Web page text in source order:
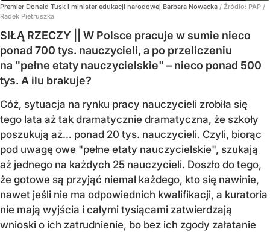
Premier Donald Tusk i minister edukacji narodowej Barbara Nowacka / Źródło: PAP /
Radek Pietruszka
SIŁĄ RZECZY || W Polsce pracuje w sumie nieco
ponad 700 tys. nauczycieli, a po przeliczeniu
na "pełne etaty nauczycielskie" – nieco ponad 500
tys. A ilu brakuje?
Cóż, sytuacja na rynku pracy nauczycieli zrobiła się
tego lata aż tak dramatycznie dramatyczna, że szkoły
poszukują aż… ponad 20 tys. nauczycieli. Czyli, biorąc
pod uwagę owe "pełne etaty nauczycielskie", szukają
aż jednego na każdych 25 nauczycieli. Doszło do tego,
że gotowe są przyjąć niemal każdego, kto się nawinie,
nawet jeśli nie ma odpowiednich kwalifikacji, a kuratoria
nie mają wyjścia i całymi tysiącami zatwierdzają
wnioski o ich zatrudnienie, bo bez ich zgody załatanie